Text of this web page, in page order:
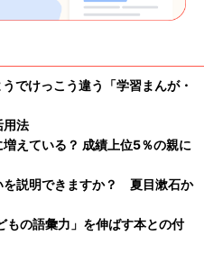
でけっこう違う「学習まんが・
用法
えている？ 成績上位5％の親に
を説明できますか？ 夏目漱石か
もの語彙力」を伸ばす本との付